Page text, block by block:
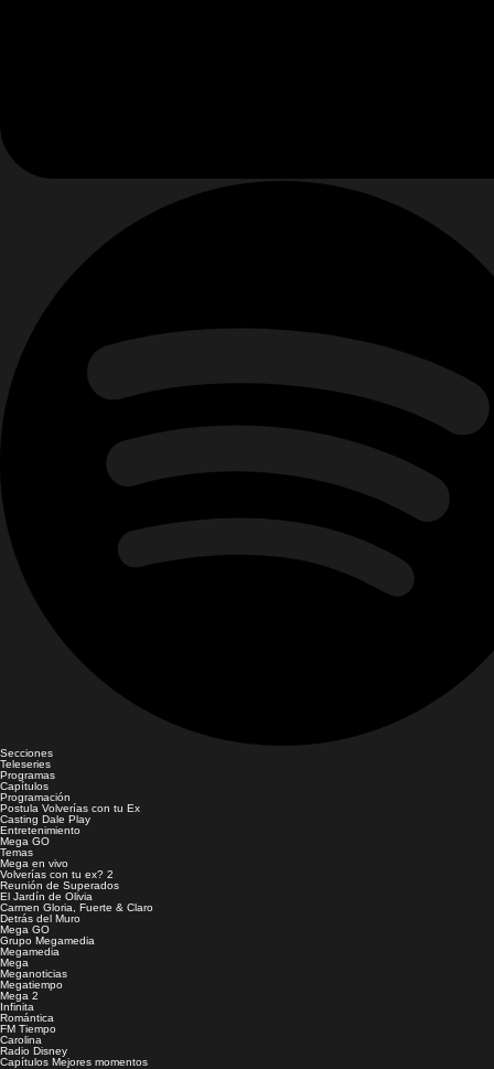
Secciones
Teleseries
Programas
Capítulos
Programación
Postula Volverías con tu Ex
Casting Dale Play
Entretenimiento
Mega GO
Temas
Mega en vivo
Volverías con tu ex? 2
Reunión de Superados
El Jardín de Olivia
Carmen Gloria, Fuerte & Claro
Detrás del Muro
Mega GO
Grupo Megamedia
Megamedia
Mega
Meganoticias
Megatiempo
Mega 2
Infinita
Romántica
FM Tiempo
Carolina
Radio Disney
Capítulos Mejores momentos